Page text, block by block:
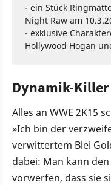
- ein Stück
Night Raw am
- exklusive
Hollywood Hogan
Dynamik-Killer
Alles an WWE 2K15
»Ich bin der
verwittertem Blei
dabei: Man kann
vorwerfen, dass sie